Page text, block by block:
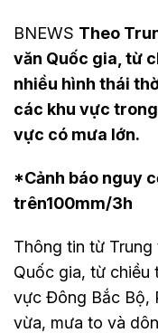
BNEWS Theo
văn Quốc gia, từ
nhiều hình thái
các khu vực
vực có mưa lớn.
*Cảnh báo nguy
trên100mm/3h
Thông tin từ
Quốc gia, từ chiều
vực Đông Bắc Bộ,
vừa, mưa to và